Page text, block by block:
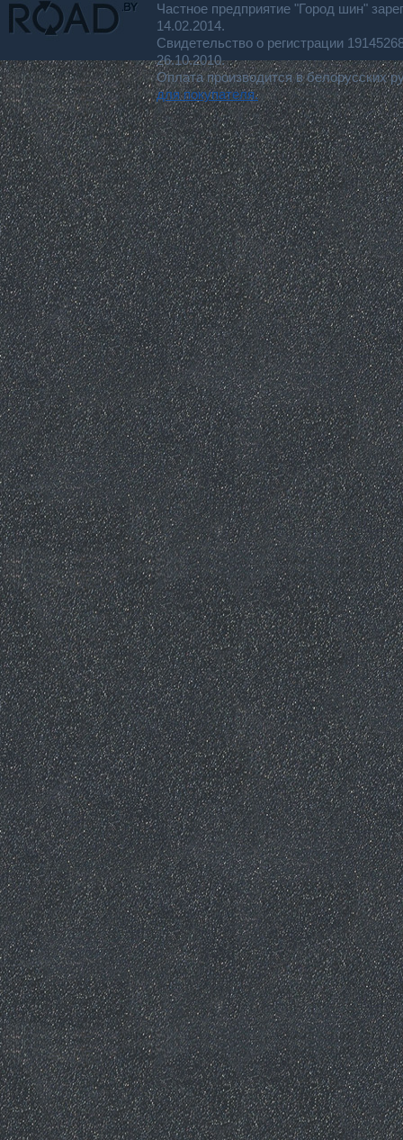
Частное предприятие "Город шин"
14.02.2014.
Свидетельство о регистрации
26.10.2010.
Оплата производится в белорусских
для покупателя.